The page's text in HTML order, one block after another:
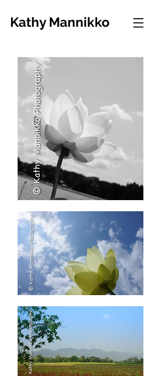
Kathy Mannikko